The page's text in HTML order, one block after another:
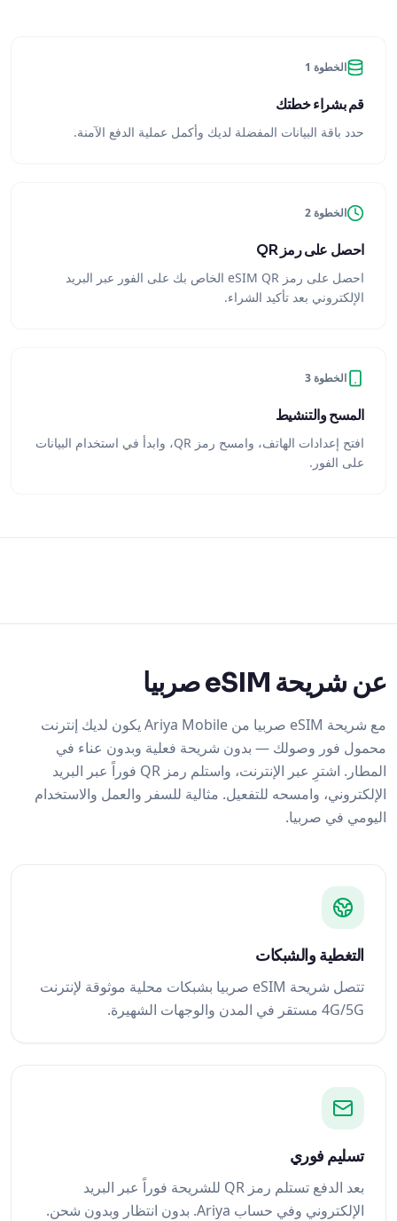
الخطوة 1
قم بشراء خطتك
حدد باقة البيانات المفضلة لديك وأكمل عملية الدفع الآمنة.
الخطوة 2
احصل على رمز QR
احصل على رمز eSIM QR الخاص بك على الفور عبر البريد
الإلكتروني بعد تأكيد الشراء.
الخطوة 3
المسح والتنشيط
افتح إعدادات الهاتف، وامسح رمز QR، وابدأ في استخدام البيانات
على الفور.
عن شريحة eSIM صربيا
مع شريحة eSIM صربيا من Ariya Mobile يكون لديك إنترنت
محمول فور وصولك — بدون شريحة فعلية وبدون عناء في
المطار. اشترِ عبر الإنترنت، واستلم رمز QR فوراً عبر البريد
الإلكتروني، وامسحه للتفعيل. مثالية للسفر والعمل والاستخدام
اليومي في صربيا.
التغطية والشبكات
تتصل شريحة eSIM صربيا بشبكات محلية موثوقة لإنترنت
4G/5G مستقر في المدن والوجهات الشهيرة.
تسليم فوري
بعد الدفع تستلم رمز QR للشريحة فوراً عبر البريد
الإلكتروني وفي حساب Ariya. بدون انتظار وبدون شحن.